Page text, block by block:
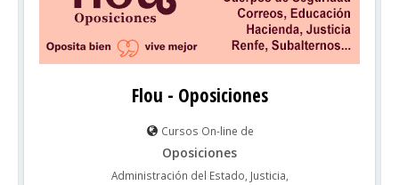
Flou - Oposiciones
Cursos On-line de
Oposiciones
Administración del Estado, Justicia,